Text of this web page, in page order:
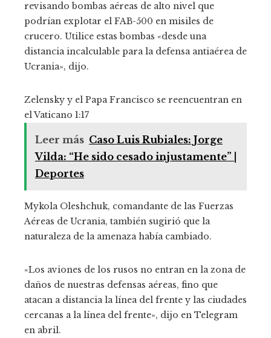
revisando bombas aéreas de alto nivel que
podrían explotar el FAB-500 en misiles de
crucero. Utilice estas bombas «desde una
distancia incalculable para la defensa antiaérea de
Ucrania», dijo.
Zelensky y el Papa Francisco se reencuentran en
el Vaticano 1:17
Leer más Caso Luis Rubiales: Jorge
Vilda: “He sido cesado injustamente” |
Deportes
Mykola Oleshchuk, comandante de las Fuerzas
Aéreas de Ucrania, también sugirió que la
naturaleza de la amenaza había cambiado.
«Los aviones de los rusos no entran en la zona de
daños de nuestras defensas aéreas, fino que
atacan a distancia la línea del frente y las ciudades
cercanas a la línea del frente», dijo en Telegram
en abril.